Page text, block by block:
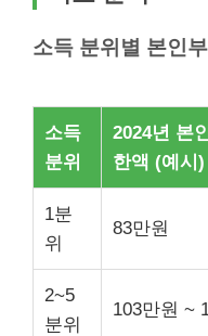
소득 분위별 본인
소득
분위
2024년 본
한액 (예시)
1분
위
83만원
2~5
분위
103만원 ~